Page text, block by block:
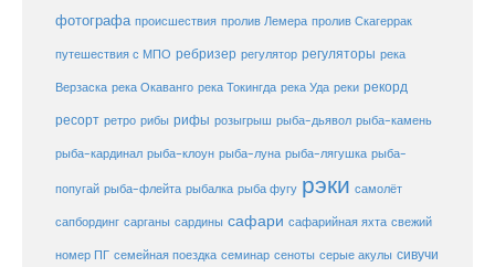
фотографа происшествия пролив Лемера пролив Скагеррак
путешествия с МПО ребризер регулятор регуляторы река
Верзаска река Окаванго река Токингда река Уда реки рекорд
ресорт ретро рибы рифы розыгрыш рыба-дьявол рыба-камень
рыба-кардинал рыба-клоун рыба-луна рыба-лягушка рыба-
попугай рыба-флейта рыбалка рыба фугу рэки самолёт
сапбординг сарганы сардины сафари сафарийная яхта свежий
номер ПГ семейная поездка семинар сеноты серые акулы сивучи